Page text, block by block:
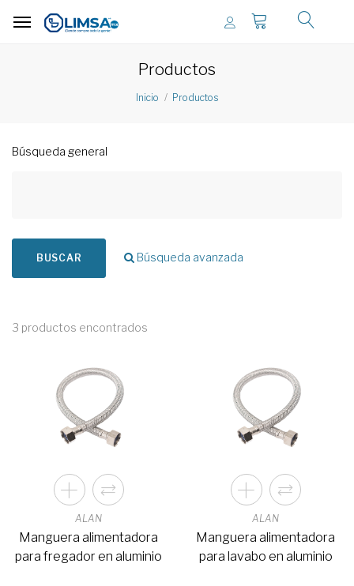
Productos
Inicio Productos
Búsqueda general
BUSCAR Búsqueda avanzada
3 productos encontrados
ALAN
Manguera alimentadora
para fregador en aluminio
ALAN
Manguera alimentadora
para lavabo en aluminio